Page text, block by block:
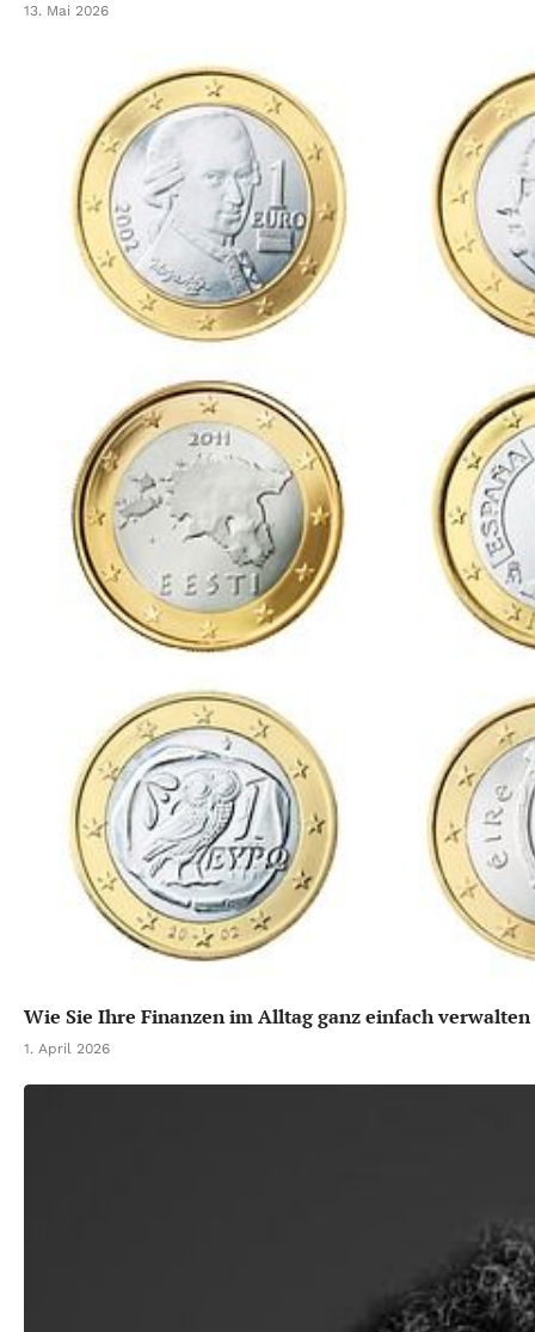
13. Mai 2026
Wie Sie Ihre Finanzen im Alltag ganz einfach verwalten
1. April 2026